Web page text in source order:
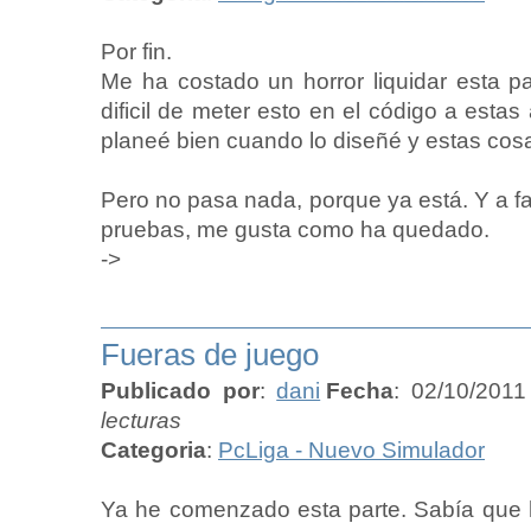
Por fin.
Me ha costado un horror liquidar esta
dificil de meter esto en el código a estas
planeé bien cuando lo diseñé y estas
Pero no pasa nada, porque ya está. Y a
pruebas, me gusta como ha quedado.
->
Fueras de juego
Publicado por:dani Fecha: 02/10/
lecturas
Categoria: PcLiga - Nuevo Simulador
Ya he comenzado esta parte. Sabía que